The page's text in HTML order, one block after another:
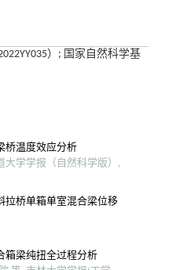
）; 国家自然科学基